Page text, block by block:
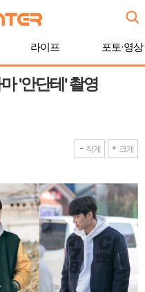
라이프 포토·영상
'안단테' 촬영
작게 크게